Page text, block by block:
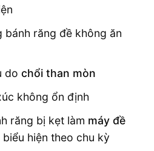
bánh răng đề không ăn
do chổi than mòn
không ổn định
răng bị kẹt làm máy đề
biểu hiện theo chu kỳ